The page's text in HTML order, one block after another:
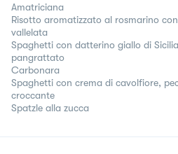
Amatriciana
Risotto aromatizzato al rosmarino
vallelata
Spaghetti con datterino giallo di
pangrattato
Carbonara
Spaghetti con crema di cavolfiore,
croccante
Spatzle alla zucca